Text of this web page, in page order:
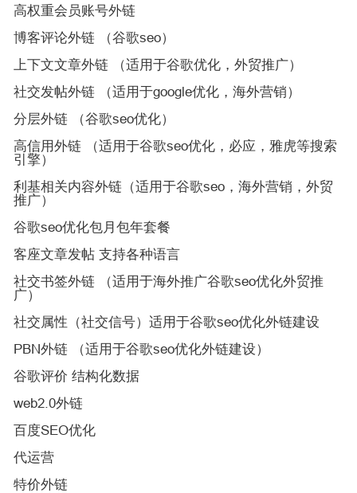
高权重会员账号外链
博客评论外链 （谷歌seo）
上下文文章外链 （适用于谷歌优化，外贸推广）
社交发帖外链 （适用于google优化，海外营销）
分层外链 （谷歌seo优化）
高信用外链 （适用于谷歌seo优化，必应，雅虎等搜索
引擎）
利基相关内容外链（适用于谷歌seo，海外营销，外贸
推广）
谷歌seo优化包月包年套餐
客座文章发帖 支持各种语言
社交书签外链 （适用于海外推广谷歌seo优化外贸推
广）
社交属性（社交信号）适用于谷歌seo优化外链建设
PBN外链 （适用于谷歌seo优化外链建设）
谷歌评价 结构化数据
web2.0外链
百度SEO优化
代运营
特价外链